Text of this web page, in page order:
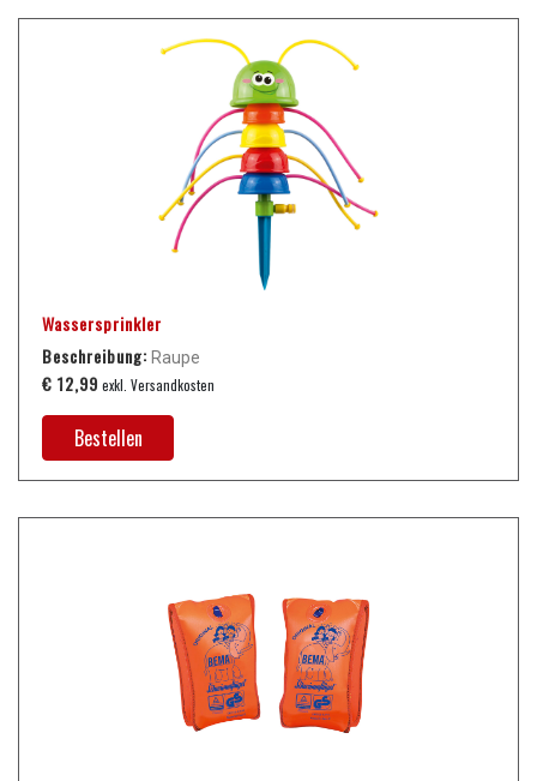
Wassersprinkler
Beschreibung: Raupe
€ 12,99 exkl. Versandkosten
Bestellen